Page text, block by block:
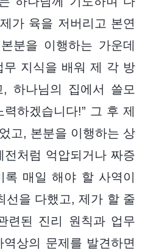
가 육을 저버리고 본연
분을 이행하는 가운데
무 지식을 배워 제 각 방
하나님의 집에서 쓸모
하겠습니다!” 그 후 제
고, 본분을 이행하는 상
처럼 억압되거나 짜증
록 매일 해야 할 사역이
선을 다했고, 제가 할 줄
련된 진리 원칙과 업무
상의 문제를 발견하면